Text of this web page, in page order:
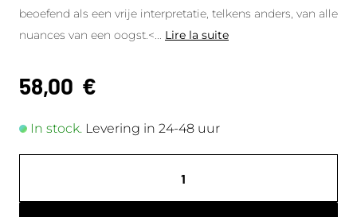
beoefend als een vrije interpretatie, telkens anders, van alle
nuances van een oogst.<
Lire la suite
58,00 €
In stock. Levering in 24-48 uur